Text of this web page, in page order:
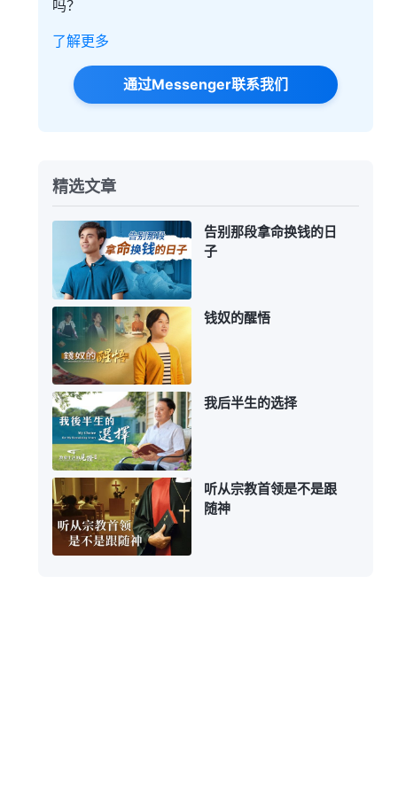
吗？
了解更多
通过Messenger联系我们
精选文章
告别那段拿命换钱的日
子
钱奴的醒悟
我后半生的选择
听从宗教首领是不是跟
随神